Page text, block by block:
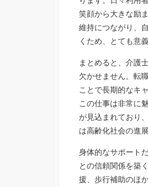
笑顔から大きな励
維持につながり、
くため、とても意
まとめると、介護
欠かせません。転
ことで長期的なキ
この仕事は非常に
が見込まれており
は高齢化社会の進
身体的なサポート
との信頼関係を築
援、歩行補助のほ